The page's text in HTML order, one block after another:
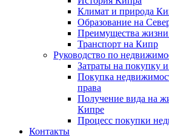
Климат и природа
Образование на
Преимущества
Транспорт на Кипр
Руководство по
Затраты на покупку
Покупка
права
Получение вида на
Кипре
Процесс покупки
Контакты